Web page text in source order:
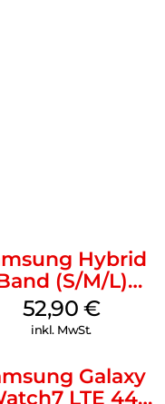
Hybrid
(S/M/L)
Galaxy
Watch8
52,90 €
inkl. MwSt.
Galaxy
LTE 44